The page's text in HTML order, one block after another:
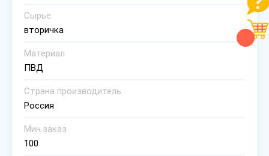
Сырье
вторичка
Материал
ПВД
Страна производитель
Россия
Мин.заказ
100